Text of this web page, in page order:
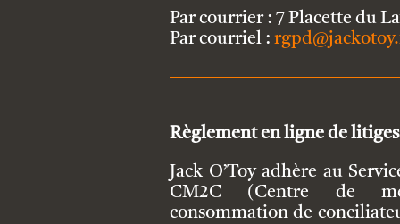
Par courrier : 7 Placette du
Par courriel :
Règlement en ligne de
Jack O’Toy adhère au
CM2C (Centre de
consommation de